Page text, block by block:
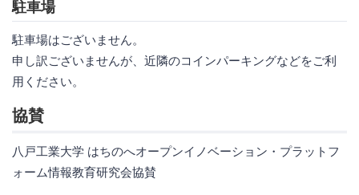
駐車場
駐車場はございません。
申し訳ございませんが、近隣のコインパーキングなどをご利
用ください。
協賛
八戸工業大学 はちのへオープンイノベーション・プラットフ
ォーム情報教育研究会協賛